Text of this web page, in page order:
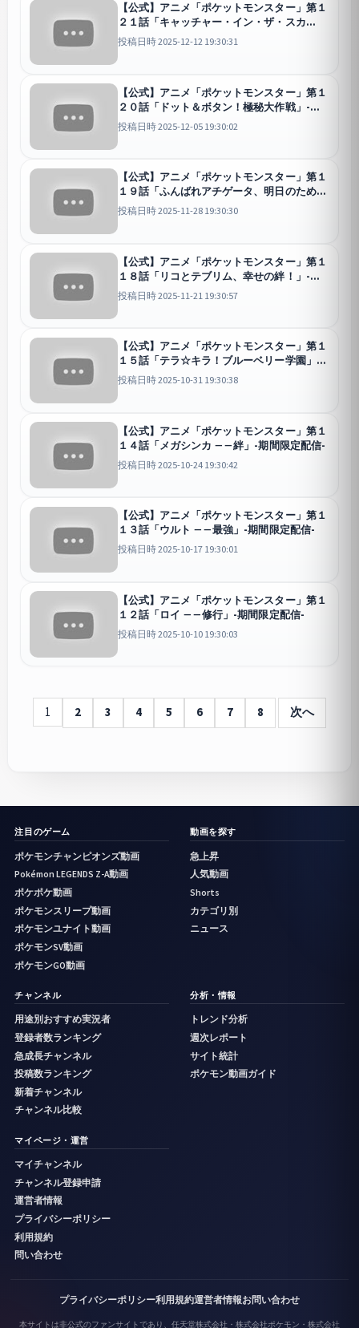
【公式】アニメ「ポケットモンスター」第１
２１話「キャッチャー・イン・ザ・スカ
イ」-期間限定配信-
投稿日時 2025-12-12 19:30:31
【公式】アニメ「ポケットモンスター」第１
２０話「ドット＆ボタン！極秘大作戦」-期
間限定配信-
投稿日時 2025-12-05 19:30:02
【公式】アニメ「ポケットモンスター」第１
１９話「ふんばれアチゲータ、明日のため
に」-期間限定配信-
投稿日時 2025-11-28 19:30:30
【公式】アニメ「ポケットモンスター」第１
１８話「リコとテブリム、幸せの絆！」-期
間限定配信-
投稿日時 2025-11-21 19:30:57
【公式】アニメ「ポケットモンスター」第１
１５話「テラ☆キラ！ブルーベリー学園」-
期間限定配信-
投稿日時 2025-10-31 19:30:38
【公式】アニメ「ポケットモンスター」第１
１４話「メガシンカ ――絆」-期間限定配信-
投稿日時 2025-10-24 19:30:42
【公式】アニメ「ポケットモンスター」第１
１３話「ウルト ――最強」-期間限定配信-
投稿日時 2025-10-17 19:30:01
【公式】アニメ「ポケットモンスター」第１
１２話「ロイ ――修行」-期間限定配信-
投稿日時 2025-10-10 19:30:03
1 2 3 4 5 6 7 8 次へ
注目のゲーム
ポケモンチャンピオンズ動画
Pokémon LEGENDS Z-A動画
ポケポケ動画
ポケモンスリープ動画
ポケモンユナイト動画
ポケモンSV動画
ポケモンGO動画
動画を探す
急上昇
人気動画
Shorts
カテゴリ別
ニュース
チャンネル
用途別おすすめ実況者
登録者数ランキング
急成長チャンネル
投稿数ランキング
新着チャンネル
チャンネル比較
分析・情報
トレンド分析
週次レポート
サイト統計
ポケモン動画ガイド
マイページ・運営
マイチャンネル
チャンネル登録申請
運営者情報
プライバシーポリシー
利用規約
問い合わせ
プライバシーポリシー利用規約運営者情報お問い合わせ
本サイトは非公式のファンサイトであり、任天堂株式会社・株式会社ポケモン・株式会社